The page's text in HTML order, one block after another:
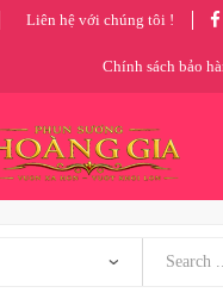
Liên hệ với chúng tôi !
Chính sách bảo